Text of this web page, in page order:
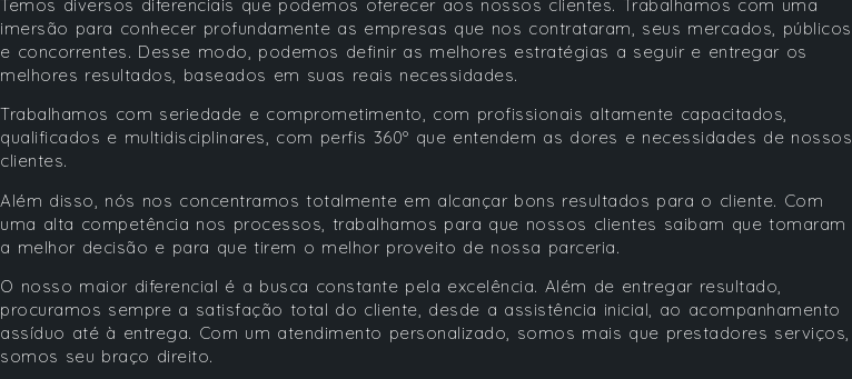
Temos diversos diferenciais que podemos oferecer aos nossos clientes. Trabalhamos com uma
imersão para conhecer profundamente as empresas que nos contrataram, seus mercados, públicos
e concorrentes. Desse modo, podemos definir as melhores estratégias a seguir e entregar os
melhores resultados, baseados em suas reais necessidades.
Trabalhamos com seriedade e comprometimento, com profissionais altamente capacitados,
qualificados e multidisciplinares, com perfis 360º que entendem as dores e necessidades de nossos
clientes.
Além disso, nós nos concentramos totalmente em alcançar bons resultados para o cliente. Com
uma alta competência nos processos, trabalhamos para que nossos clientes saibam que tomaram
a melhor decisão e para que tirem o melhor proveito de nossa parceria.
O nosso maior diferencial é a busca constante pela excelência. Além de entregar resultado,
procuramos sempre a satisfação total do cliente, desde a assistência inicial, ao acompanhamento
assíduo até à entrega. Com um atendimento personalizado, somos mais que prestadores serviços,
somos seu braço direito.